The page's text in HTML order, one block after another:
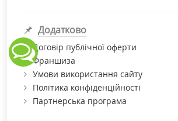
Додатково
Договір публічної оферти
Франшиза
Умови використання сайту
Політика конфіденційності
Партнерська програма